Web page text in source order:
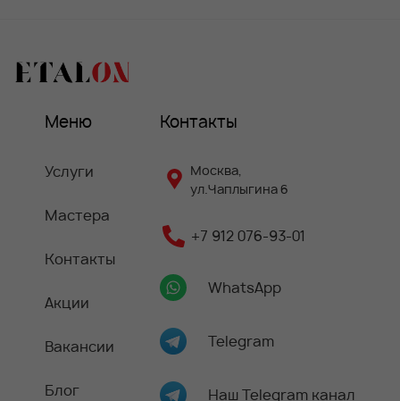
Меню
Услуги
Мастера
Контакты
Акции
Вакансии
Блог
Контакты
Москва,
ул.Чаплыгина 6
+7 912 076-93-01
WhatsApp
Telegram
Наш Telegram канал